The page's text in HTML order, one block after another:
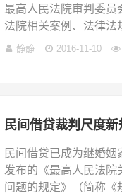
最高人民法院审判委员
法院相关案例、法律法
静静 2016-11-10
民间借贷裁判尺度
民间借贷已成为继婚
发布的《最高人民法院
问题的规定》（简称《